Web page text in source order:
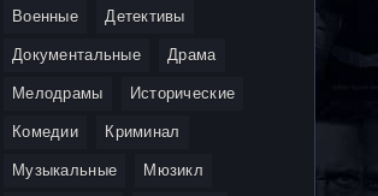
Военные Детективы
Документальные Драма
Мелодрамы Исторические
Комедии Криминал
Музыкальные Мюзикл